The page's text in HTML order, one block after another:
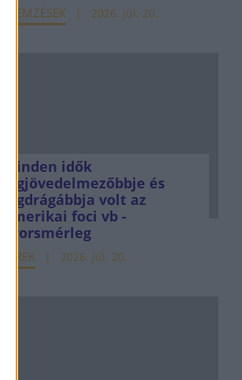
ELEMZÉSEK 2026. júl. 20.
Minden idők
legjövedelmezőbbje és
legdrágábbja volt az
amerikai foci vb -
gyorsmérleg
HÍREK 2026. júl. 20.